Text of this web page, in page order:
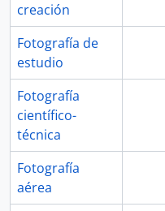
creación
Fotografía de
estudio
Fotografía
científico-
técnica
Fotografía
aérea